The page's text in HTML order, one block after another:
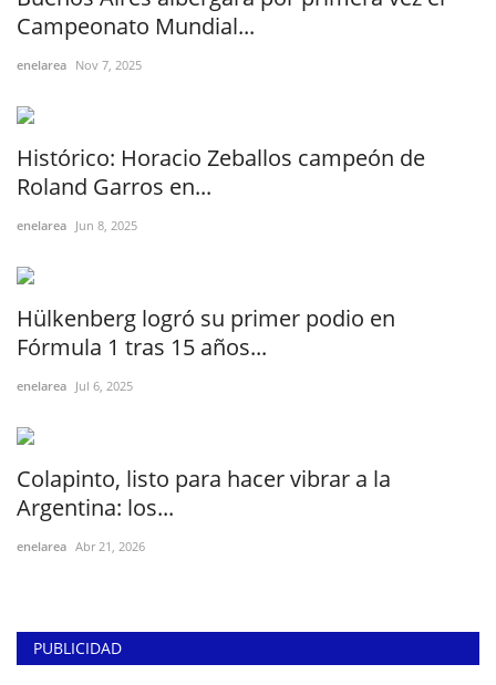
Campeonato Mundial...
enelarea Nov 7, 2025
Histórico: Horacio Zeballos campeón de
Roland Garros en...
enelarea Jun 8, 2025
Hülkenberg logró su primer podio en
Fórmula 1 tras 15 años...
enelarea Jul 6, 2025
Colapinto, listo para hacer vibrar a la
Argentina: los...
enelarea Abr 21, 2026
PUBLICIDAD